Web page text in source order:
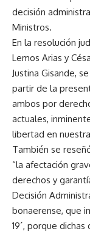
decisión
Ministros.
En la resolución
Lemos Arias y
Justina Gisande,
partir de la
ambos por
actuales,
libertad en
También se
“la afectación
derechos y
Decisión
bonaerense, que
19´, porque